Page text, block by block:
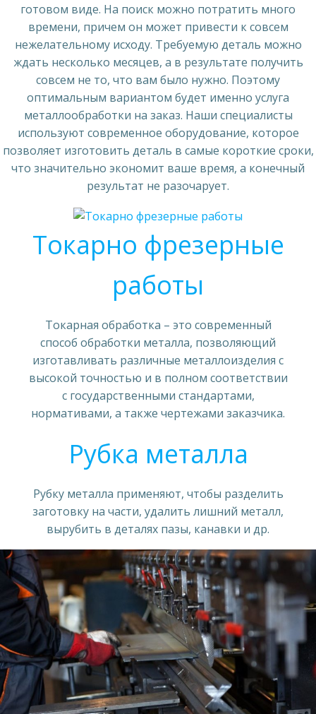
готовом виде. На поиск можно потратить много
времени, причем он может привести к совсем
нежелательному исходу. Требуемую деталь можно
ждать несколько месяцев, а в результате получить
совсем не то, что вам было нужно. Поэтому
оптимальным вариантом будет именно услуга
металлообработки на заказ. Наши специалисты
используют современное оборудование, которое
позволяет изготовить деталь в самые короткие сроки,
что значительно экономит ваше время, а конечный
результат не разочарует.
Токарно фрезерные
работы
Токарная обработка – это современный
способ обработки металла, позволяющий
изготавливать различные металлоизделия с
высокой точностью и в полном соответствии
с государственными стандартами,
нормативами, а также чертежами заказчика.
Рубка металла
Рубку металла применяют, чтобы разделить
заготовку на части, удалить лишний металл,
вырубить в деталях пазы, канавки и др.